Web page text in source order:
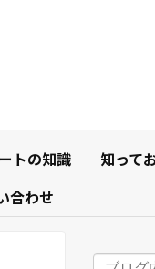
トの知識
知って
合わせ